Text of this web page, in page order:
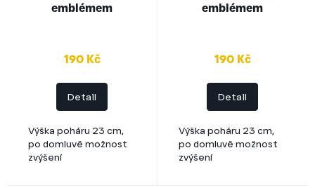
emblémem
190 Kč
Detail
Výška poháru 23 cm,
po domluvě možnost
zvýšení
emblémem
190 Kč
Detail
Výška poháru 23 cm,
po domluvě možnost
zvýšení